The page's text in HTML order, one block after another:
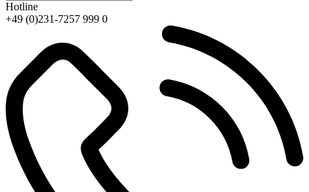
Hotline
+49 (0)231-7257 999 0